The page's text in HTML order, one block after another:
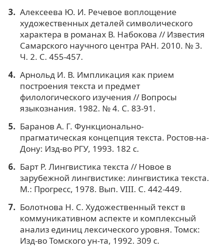
Алексеева Ю. И. Речевое воплощение
художественных деталей символического
характера в романах В. Набокова // Известия
Самарского научного центра РАН. 2010. № 3.
Ч. 2. С. 455-457.
Арнольд И. В. Импликация как прием
построения текста и предмет
филологического изучения // Вопросы
языкознания. 1982. № 4. С. 83-91.
Баранов А. Г. Функционально-
прагматическая концепция текста. Ростов-на-
Дону: Изд-во РГУ, 1993. 182 с.
Барт Р. Лингвистика текста // Новое в
зарубежной лингвистике: лингвистика текста.
М.: Прогресс, 1978. Вып. VIII. С. 442-449.
Болотнова Н. С. Художественный текст в
коммуникативном аспекте и комплексный
анализ единиц лексического уровня. Томск:
Изд-во Томского ун-та, 1992. 309 с.